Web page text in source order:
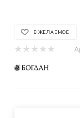
В ЖЕЛАЕМОЕ